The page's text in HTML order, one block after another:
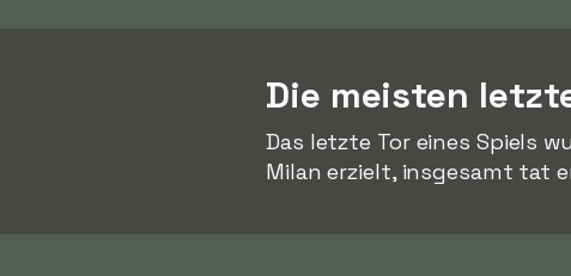
Die meisten
Das letzte Tor eines Spiels
Milan erzielt, insgesamt tat